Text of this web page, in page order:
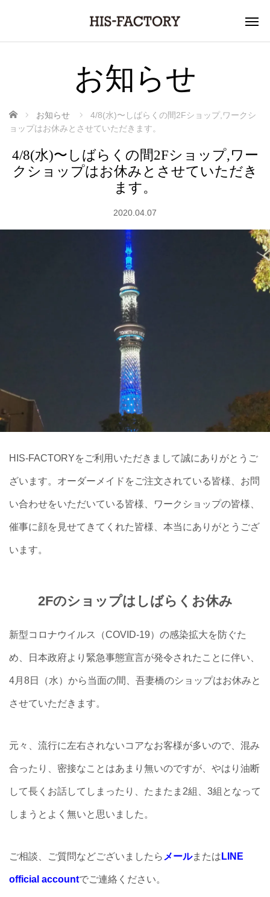
お知らせ
ホーム お知らせ
4/8(水)〜しばらくの間2Fショップ,ワークシ
ョップはお休みとさせていただきます。
4/8(水)〜しばらくの間2Fショップ,ワー
クショップはお休みとさせていただき
ます。
2020.04.07
HIS-FACTORYをご利用いただきまして誠にありがとうご
ざいます。オーダーメイドをご注文されている皆様、お問
い合わせをいただいている皆様、ワークショップの皆様、
催事に顔を見せてきてくれた皆様、本当にありがとうござ
います。
2Fのショップはしばらくお休み
新型コロナウイルス（COVID-19）の感染拡大を防ぐた
め、日本政府より緊急事態宣言が発令されたことに伴い、
4月8日（水）から当面の間、吾妻橋のショップはお休みと
させていただきます。
元々、流行に左右されないコアなお客様が多いので、混み
合ったり、密接なことはあまり無いのですが、やはり油断
して長くお話してしまったり、たまたま2組、3組となって
しまうとよく無いと思いました。
ご相談、ご質問などございましたら メールまたは LINE
official accountでご連絡ください。